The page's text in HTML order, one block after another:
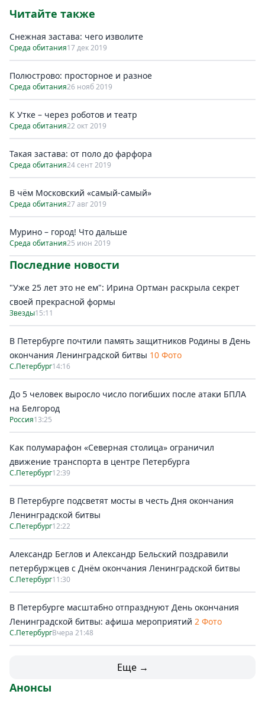
Читайте также
Снежная застава: чего изволите
Среда обитания17 дек 2019
Полюстрово: просторное и разное
Среда обитания26 нояб 2019
К Утке – через роботов и театр
Среда обитания22 окт 2019
Такая застава: от поло до фарфора
Среда обитания24 сент 2019
В чём Московский «самый-самый»
Среда обитания27 авг 2019
Мурино – город! Что дальше
Среда обитания25 июн 2019
Последние новости
"Уже 25 лет это не ем": Ирина Ортман раскрыла секрет
своей прекрасной формы
Звезды15:11
В Петербурге почтили память защитников Родины в День
окончания Ленинградской битвы 10 Фото
С.Петербург14:16
До 5 человек выросло число погибших после атаки БПЛА
на Белгород
Россия13:25
Как полумарафон «Северная столица» ограничил
движение транспорта в центре Петербурга
С.Петербург12:39
В Петербурге подсветят мосты в честь Дня окончания
Ленинградской битвы
С.Петербург12:22
Александр Беглов и Александр Бельский поздравили
петербуржцев с Днём окончания Ленинградской битвы
С.Петербург11:30
В Петербурге масштабно отпразднуют День окончания
Ленинградской битвы: афиша мероприятий 2 Фото
С.ПетербургВчера 21:48
Еще →
Анонсы